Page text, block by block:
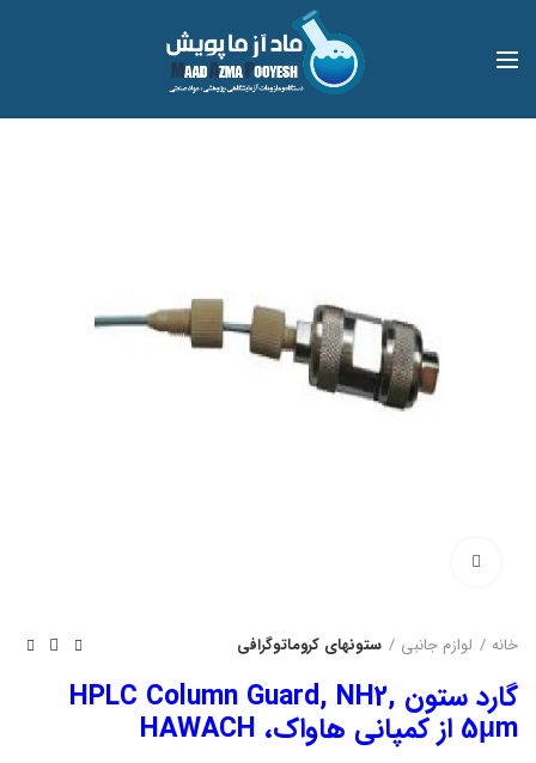
خانه لوازم جانبی ستونهای کروماتوگرافی
گارد ستون HPLC Column Guard, NH2,
5μm از کمپانی هاواک، HAWACH